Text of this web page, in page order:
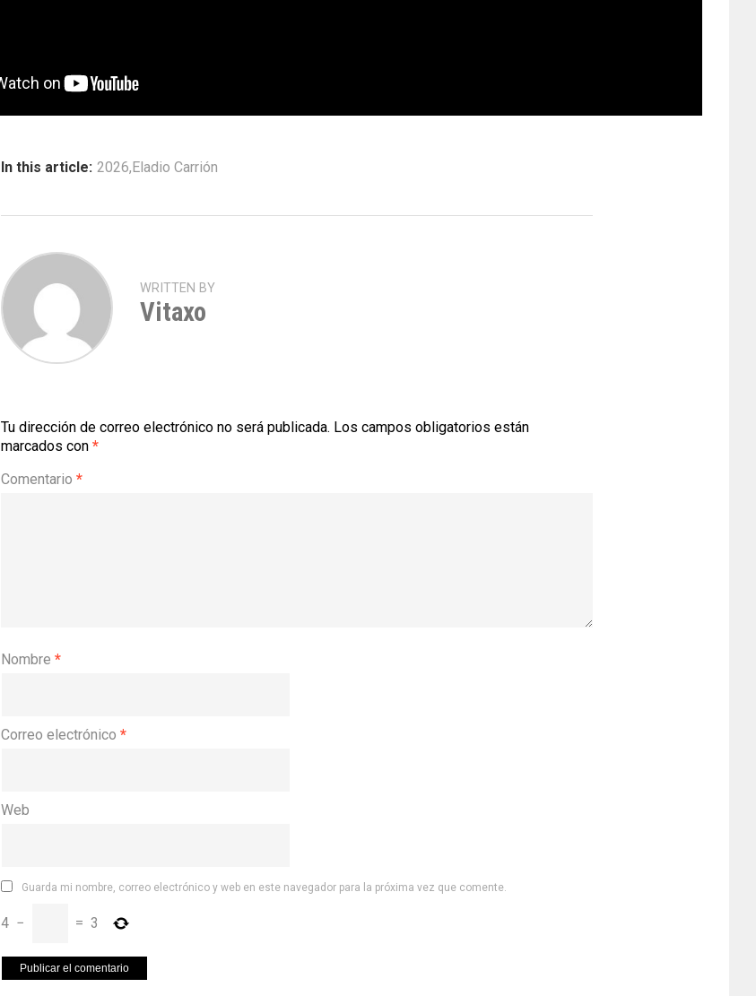
In this article: 2026,Eladio Carrión
WRITTEN BY
Vitaxo
Tu dirección de correo electrónico no será publicada. Los campos obligatorios están
marcados con *
Comentario *
Nombre *
Correo electrónico *
Web
Guarda mi nombre, correo electrónico y web en este navegador para la próxima vez que comente.
4 − = 3